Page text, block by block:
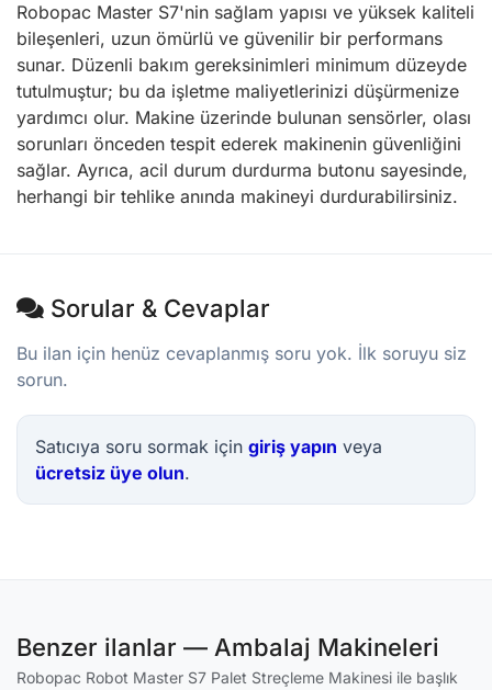
Robopac Master S7'nin sağlam yapısı ve yüksek kaliteli
bileşenleri, uzun ömürlü ve güvenilir bir performans
sunar. Düzenli bakım gereksinimleri minimum düzeyde
tutulmuştur; bu da işletme maliyetlerinizi düşürmenize
yardımcı olur. Makine üzerinde bulunan sensörler, olası
sorunları önceden tespit ederek makinenin güvenliğini
sağlar. Ayrıca, acil durum durdurma butonu sayesinde,
herhangi bir tehlike anında makineyi durdurabilirsiniz.
Sorular & Cevaplar
Bu ilan için henüz cevaplanmış soru yok. İlk soruyu siz
sorun.
Satıcıya soru sormak için giriş yapın veya
ücretsiz üye olun.
Benzer ilanlar — Ambalaj Makineleri
Robopac Robot Master S7 Palet Streçleme Makinesi ile başlık